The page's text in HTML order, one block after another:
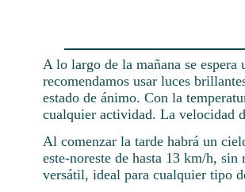
A lo largo de la mañana se espera
recomendamos usar luces
estado de ánimo. Con la
cualquier actividad. La velocidad
Al comenzar la tarde habrá un
este-noreste de hasta 13 km/h,
versátil, ideal para cualquier tipo